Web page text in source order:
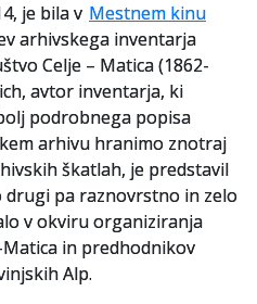
je bila v Mestnem kinu
arhivskega inventarja
Celje – Matica (1862-
avtor inventarja, ki
podrobnega popisa
arhivu hranimo znotraj
škatlah, je predstavil
pa raznovrstno in zelo
v okviru organiziranja
in predhodnikov
Alp.